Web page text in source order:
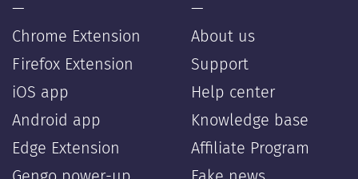
—
Chrome Extension
Firefox Extension
iOS app
Android app
Edge Extension
—
About us
Support
Help center
Knowledge base
Affiliate Program